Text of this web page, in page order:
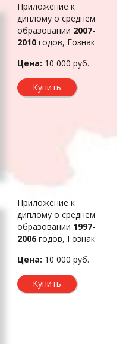
Приложение к
диплому о среднем
образовании 2007-
2010 годов, Гознак
Цена: 10 000 руб.
Купить
Приложение к
диплому о среднем
образовании 1997-
2006 годов, Гознак
Цена: 10 000 руб.
Купить